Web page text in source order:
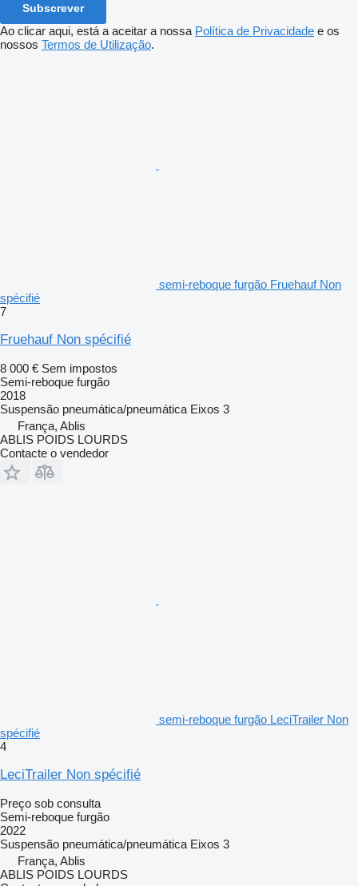
Subscrever
Ao clicar aqui, está a aceitar a nossa Política de Privacidade e os
nossos Termos de Utilização.
semi-reboque furgão Fruehauf Non
spécifié
7
Fruehauf Non spécifié
8 000 € Sem impostos
Semi-reboque furgão
2018
Suspensão pneumática/pneumática Eixos 3
França, Ablis
ABLIS POIDS LOURDS
Contacte o vendedor
semi-reboque furgão LeciTrailer Non
spécifié
4
LeciTrailer Non spécifié
Preço sob consulta
Semi-reboque furgão
2022
Suspensão pneumática/pneumática Eixos 3
França, Ablis
ABLIS POIDS LOURDS